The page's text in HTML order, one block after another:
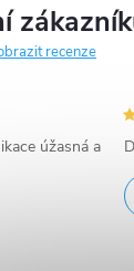
recenze
úžasná a